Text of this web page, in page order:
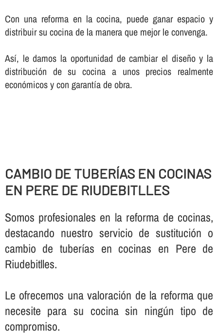
Con una reforma en la cocina, puede ganar espacio y
distribuir su cocina de la manera que mejor le convenga.
Así­, le damos la oportunidad de cambiar el diseño y la
distribución de su cocina a unos precios realmente
económicos y con garantí­a de obra.
CAMBIO DE TUBERÍ­AS EN COCINAS
EN PERE DE RIUDEBITLLES
Somos profesionales en la reforma de cocinas,
destacando nuestro servicio de sustitución o
cambio de tuberí­as en cocinas en Pere de
Riudebitlles.
Le ofrecemos una valoración de la reforma que
necesite para su cocina sin ningún tipo de
compromiso.